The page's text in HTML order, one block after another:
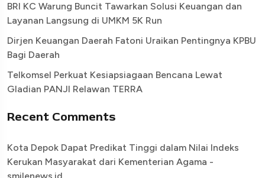
BRI KC Warung Buncit Tawarkan Solusi Keuangan dan
Layanan Langsung di UMKM 5K Run
Dirjen Keuangan Daerah Fatoni Uraikan Pentingnya KPBU
Bagi Daerah
Telkomsel Perkuat Kesiapsiagaan Bencana Lewat
Gladian PANJI Relawan TERRA
Recent Comments
Kota Depok Dapat Predikat Tinggi dalam Nilai Indeks
Kerukan Masyarakat dari Kementerian Agama -